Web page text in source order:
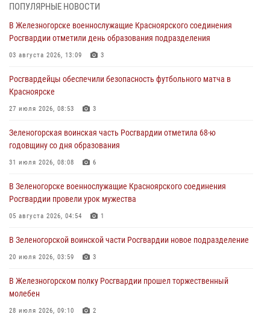
в серии краж из супермаркета
04 августа 2026, 06:50
познакомили отдыхающих детей с тонкостями РХБ защиты
03 августа 2026, 13:12
Росгвардии отметили день образования подразделения
03 августа 2026, 13:09
годовщину со дня образования
31 июля 2026, 08:08
ПОПУЛЯРНЫЕ НОВОСТИ
В Железногорске военнослужащие Красноярского соединения
Росгвардии отметили день образования подразделения
03 августа 2026, 13:09 3
Росгвардейцы обеспечили безопасность футбольного матча в
Красноярске
27 июля 2026, 08:53 3
Зеленогорская воинская часть Росгвардии отметила 68-ю
годовщину со дня образования
31 июля 2026, 08:08 6
В Зеленогорске военнослужащие Красноярского соединения
Росгвардии провели урок мужества
05 августа 2026, 04:54 1
В Зеленогорской воинской части Росгвардии новое подразделение
20 июля 2026, 03:59 3
В Железногорском полку Росгвардии прошел торжественный
молебен
28 июля 2026, 09:10 2